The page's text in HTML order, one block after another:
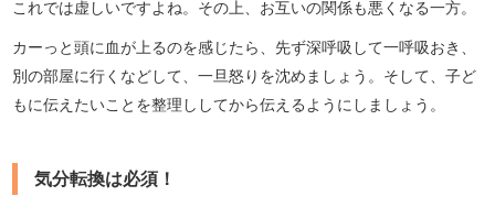
これでは虚しいですよね。その上、お互いの関係も悪くなる一方。
カーっと頭に血が上るのを感じたら、先ず深呼吸して一呼吸おき、
別の部屋に行くなどして、一旦怒りを沈めましょう。そして、子ど
もに伝えたいことを整理ししてから伝えるようにしましょう。
気分転換は必須！